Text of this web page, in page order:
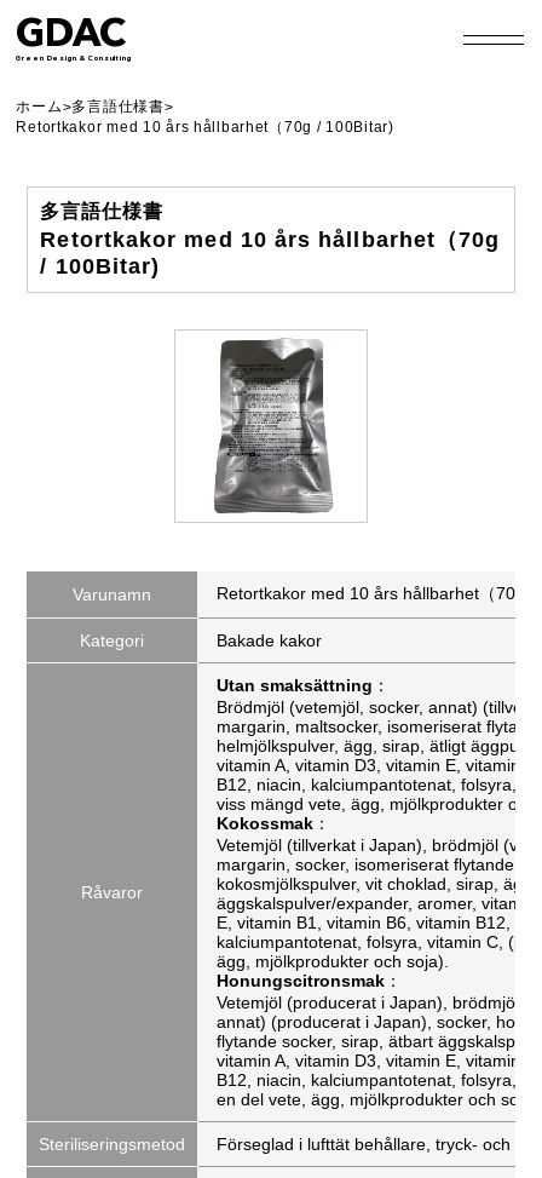
GDAC
Green Design & Consulting
ホーム>多言語仕様書>
Retortkakor med 10 års hållbarhet（70g / 100Bitar)
多言語仕様書
Retortkakor med 10 års hållbarhet（70g
/ 100Bitar)
Varunamn Retortkakor med 10 års hållbarhet（70g /
Kategori Bakade kakor
Råvaror
Utan smaksättning ：
Brödmjöl (vetemjöl, socker, annat)
margarin, maltsocker, isomeriserat
helmjölkspulver, ägg, sirap, ätligt
vitamin A, vitamin D3, vitamin E, vitamin
B12, niacin, kalciumpantotenat, folsyra,
viss mängd vete, ägg, mjölkprodukter och
Kokossmak ：
Vetemjöl (tillverkat i Japan), brödmjöl
margarin, socker, isomeriserat flytande
kokosmjölkspulver, vit choklad, sirap, ägg,
äggskalspulver/expander, aromer,
E, vitamin B1, vitamin B6, vitamin B12,
kalciumpantotenat, folsyra, vitamin C,
ägg, mjölkprodukter och soja).
Honungscitronsmak ：
Vetemjöl (producerat i Japan), brödmjöl
annat) (producerat i Japan), socker,
flytande socker, sirap, ätbart
vitamin A, vitamin D3, vitamin E, vitamin
B12, niacin, kalciumpantotenat, folsyra,
en del vete, ägg, mjölkprodukter och
Steriliseringsmetod Förseglad i lufttät behållare, tryck- och